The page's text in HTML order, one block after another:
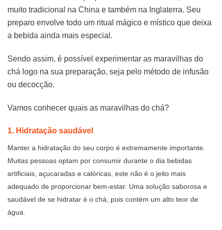
muito tradicional na China e também na Inglaterra. Seu
preparo envolve todo um ritual mágico e místico que deixa
a bebida ainda mais especial.
Sendo assim, é possível experimentar as maravilhas do
chá logo na sua preparação, seja pelo método de infusão
ou decocção.
Vamos conhecer quais as maravilhas do chá?
1. Hidratação saudável
Manter a hidratação do seu corpo é extremamente importante.
Muitas pessoas optam por consumir durante o dia bebidas
artificiais, açucaradas e calóricas, este não é o jeito mais
adequado de proporcionar bem-estar. Uma solução saborosa e
saudável de se hidratar é o chá, pois contém um alto teor de
água.